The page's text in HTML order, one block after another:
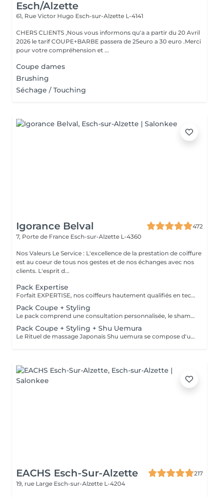
Esch/Alzette
61, Rue Victor Hugo Esch-sur-Alzette L-4141
CHERS CLIENTS ,Nous vous informons qu'a a partir du 20 Avril
2026 le tarif COUPE+BARBE passera de 25euro a 30 euro .Merci
pour votre compréhension et ...
Coupe dames
Brushing
Séchage / Touching
Igorance Belval
472
7, Porte de France Esch-sur-Alzette L-4360
Nos Valeurs Le Service : L'excellence de la prestation de coiffure
est au coeur de tous nos gestes et de nos échanges avec nos
clients. L'esprit d...
Pack Expertise
Forfait EXPERTISE, nos coiffeurs hautement qualifiés en technique anglo-saxonne, en formation continu et diplômés d’une académie anglaise à Paris. Vous offre une séance d’une heure avec votre coach en suivi beauté. Ce pack inclus : 1 h de prestation Un diagnostique personnalisé Shampoing spécifique Haircare Conditioner spécifique Produit de coiffage Coupe Styling Produit de finition
Pack Coupe + Styling
Le pack comprend une consultation personnalisée, le shampooing et le conditionneur spécifiques REDKEN/ SHU UEMURA, la coupe IGORANCE (finitions sur cheveux secs) , le séchage et les produits de styling REDKEN/ SHU UEMURA * Tarifs à titre indicatifs à confirmer après la consultation personnalisée établit auprès de votre coiffeur/stylist/spécialiste * La direction se réserve le droit d’apporter des modifications pour le bon fonctionnement du salon
Pack Coupe + Styling + Shu Uemura
Le Rituel de massage Japonais Shu uemura se compose d'un shampooing et d'un soin d'une durée de 30 minutes pour une relaxation une une réparation intense du cheveu et ensuite le pack coupe styling
EACHS Esch-Sur-Alzette
217
19, rue Large Esch-sur-Alzette L-4204